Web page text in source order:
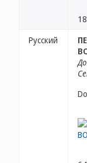
Русский